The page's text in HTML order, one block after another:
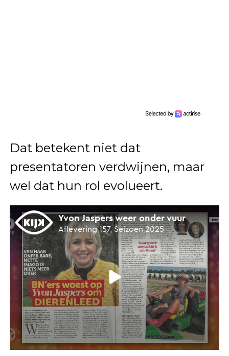
Dat betekent niet dat
presentatoren verdwijnen, maar
wel dat hun rol evolueert.